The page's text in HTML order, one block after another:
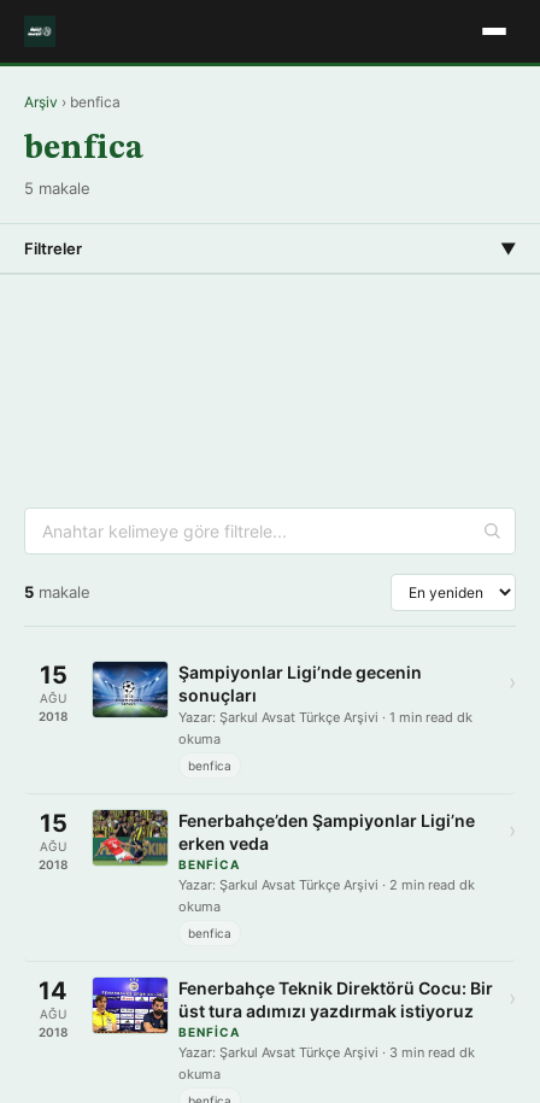
Arşiv › benfica
benfica
5 makale
Filtreler ▼
5 makale
15
AĞU
2018
Şampiyonlar Ligi’nde gecenin
sonuçları
Yazar: Şarkul Avsat Türkçe Arşivi · 1 min read dk
okuma
benfica
›
15
AĞU
2018
Fenerbahçe’den Şampiyonlar Ligi’ne
erken veda
BENFICA
Yazar: Şarkul Avsat Türkçe Arşivi · 2 min read dk
okuma
benfica
›
14
AĞU
2018
Fenerbahçe Teknik Direktörü Cocu: Bir
üst tura adımızı yazdırmak istiyoruz
BENFICA
Yazar: Şarkul Avsat Türkçe Arşivi · 3 min read dk
okuma
benfica
›